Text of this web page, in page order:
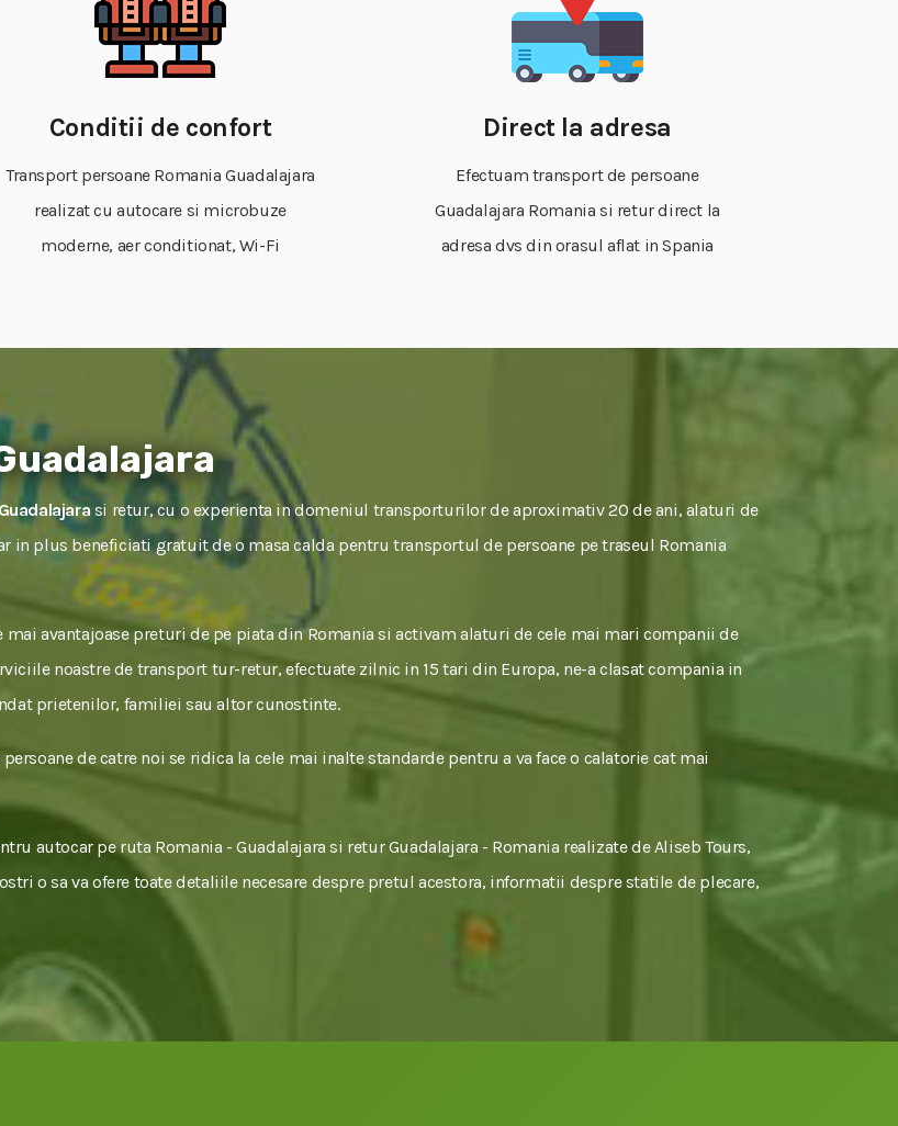
Conditii de confort
Transport persoane Romania Guadalajara
realizat cu autocare si microbuze
moderne, aer conditionat, Wi-Fi
Direct la adresa
Efectuam transport de persoane
Guadalajara Romania si retur direct la
adresa dvs din orasul aflat in Spania
si retur, cu o experienta in domeniul transporturilor de aproximativ 20 de ani, alaturi de
in plus beneficiati gratuit de o masa calda pentru transportul de persoane pe traseul Romania
mai avantajoase preturi de pe piata din Romania si activam alaturi de cele mai mari companii de
noastre de transport tur-retur, efectuate zilnic in 15 tari din Europa, ne-a clasat compania in
prietenilor, familiei sau altor cunostinte.
de catre noi se ridica la cele mai inalte standarde pentru a va face o calatorie cat mai
autocar pe ruta Romania - Guadalajara si retur Guadalajara - Romania realizate de Aliseb Tours,
o sa va ofere toate detaliile necesare despre pretul acestora, informatii despre statile de plecare,